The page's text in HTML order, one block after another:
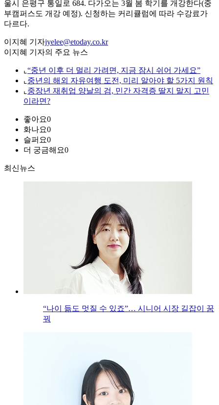
울시 은평구 통일로 684. 다가오는 3월 봄 학기를 개강한다(중
부캠퍼스도 개강 예정). 신청하는 커리큘럼에 따라 수강료가
다르다.
이지혜 기자jyelee@etoday.co.kr
이지혜 기자의 주요 뉴스
⌞ “중년 이후 더 멀리 가려면, 지금 잠시 쉬어 가세요”
⌞ 중년의 해외 자유여행 도전, 미리 알아야 할 5가지 원칙
⌞ 중장년 재취업 양날의 검, 민간 자격증 딸지 말지 고민
이라면?
좋아요0
화나요0
슬퍼요0
더 궁금해요0
최신뉴스
“나이 듦도 멋질 수 있죠”… 시니어 시장 길잡이 꿈
꿔